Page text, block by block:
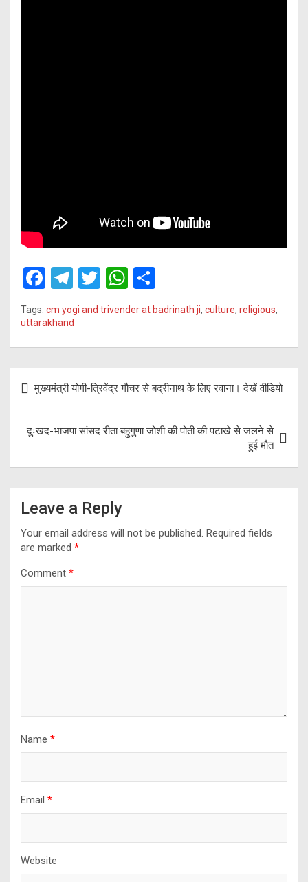
F
ce
b
o
k
T
el
e
gr
m
T
wi
tt
er
W
h
at
s
p
p
ar
e
Tags: cm yogi and trivender at badrinath ji, culture, religious,
uttarakhand
navigation
मुख्यमंत्री योगी-त्रिवेंद्र गौचर से बद्रीनाथ के लिए रवाना। देखें वीडियो
दुःखद-भाजपा सांसद रीता बहुगुणा जोशी की पोती की पटाखे से जलने से
हुई मौत
Leave a Reply
Your email address will not be published. Required fields
are marked *
Comment *
Name *
Email *
Website